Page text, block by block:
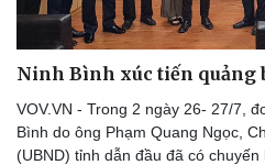
Ninh Bình xúc tiến quảng
VOV.VN - Trong 2 ngày 26- 27/7,
Bình do ông Phạm Quang Ngọc,
(UBND) tỉnh dẫn đầu đã có